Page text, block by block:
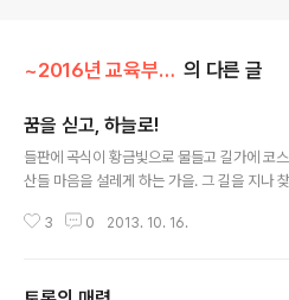
~2016년 교육부 이야기/부모의 지혜 나눔 의 다른 글
꿈을 싣고, 하늘로!
들판에 곡식이 황금빛으로 물들고 길가에 코
산들 마음을 설레게 하는 가을. 그 길을 지나
이곳은 몽탄면 사창리 출신 전 공군참모총장을
3 0 2013. 10. 16.